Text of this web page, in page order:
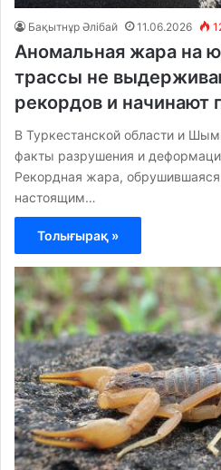
Бақытнұр Әлібай 11.06.2026
Аномальная жара на
трассы не
рекордов и начинают
В Туркестанской области и
факты разрушения и
Рекордная жара, обрушившаяся
настоящим…
Толығырақ »